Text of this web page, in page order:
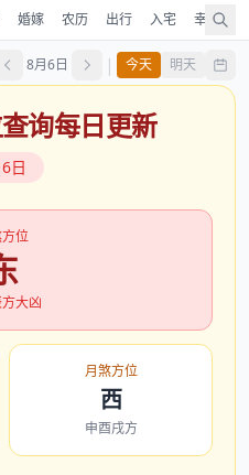
婚嫁 农历 出行 入宅 幸运色
8月6日 | 今天 明天
询每日更新
日
位
大凶
月煞方位
西
申酉戌方